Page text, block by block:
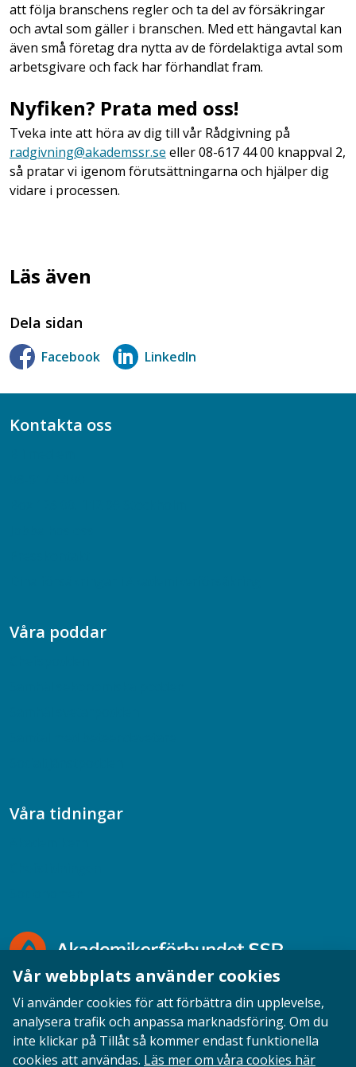
att följa branschens regler och ta del av försäkringar
och avtal som gäller i branschen. Med ett hängavtal kan
även små företag dra nytta av de fördelaktiga avtal som
arbetsgivare och fack har förhandlat fram.
Nyfiken? Prata med oss!
Tveka inte att höra av dig till vår Rådgivning på
radgivning@akademssr.se eller 08-617 44 00 knappval 2,
så pratar vi igenom förutsättningarna och hjälper dig
vidare i processen.
Läs även
Dela sidan
Facebook LinkedIn
Kontakta oss
Våra poddar
Våra tidningar
Opinion English Personuppgifter Cookies
Vår webbplats använder cookies
Vi använder cookies för att förbättra din upplevelse,
analysera trafik och anpassa marknadsföring. Om du
inte klickar på Tillåt så kommer endast funktionella
cookies att användas. Läs mer om våra cookies här